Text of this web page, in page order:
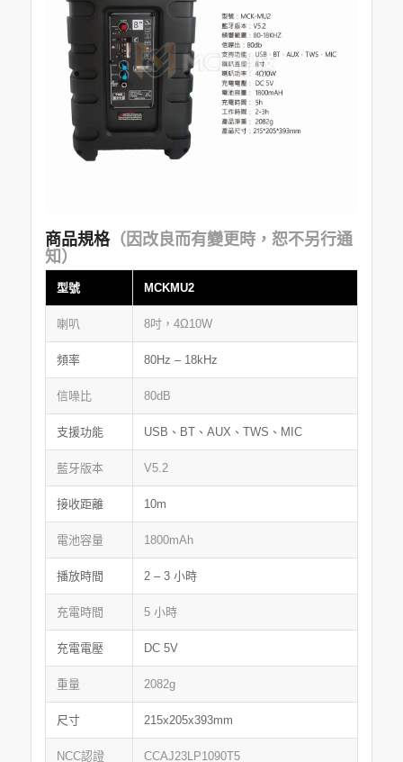
商品規格（因改良而有變更時，恕不另行通
知）
型號 MCKMU2
喇叭 8吋，4Ω10W
頻率 80Hz – 18kHz
信噪比 80dB
支援功能 USB、BT、AUX、TWS、MIC
藍牙版本 V5.2
接收距離 10m
電池容量 1800mAh
播放時間 2 – 3 小時
充電時間 5 小時
充電電壓 DC 5V
重量 2082g
尺寸 215x205x393mm
NCC認證 CCAJ23LP1090T5